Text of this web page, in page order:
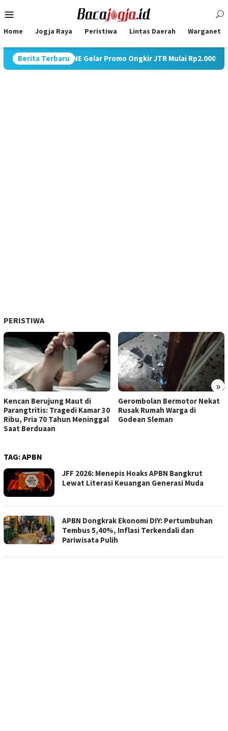
to
Menu
Home Jogja Raya Peristiwa Lintas Daerah Warganet
Berita Terbaru
Logistik, JNE Gelar Promo Ongkir JTR Mulai Rp2.000/Kg ke
PERISTIWA
« »
Kencan Berujung Maut di
Parangtritis: Tragedi Kamar 30
Ribu, Pria 70 Tahun Meninggal
Saat Berduaan
Gerombolan Bermotor Nekat
Rusak Rumah Warga di
Godean Sleman
TAG:APBN
JFF 2026: Menepis Hoaks APBN Bangkrut
Lewat Literasi Keuangan Generasi Muda
APBN Dongkrak Ekonomi DIY: Pertumbuhan
Tembus 5,40%, Inflasi Terkendali dan
Pariwisata Pulih